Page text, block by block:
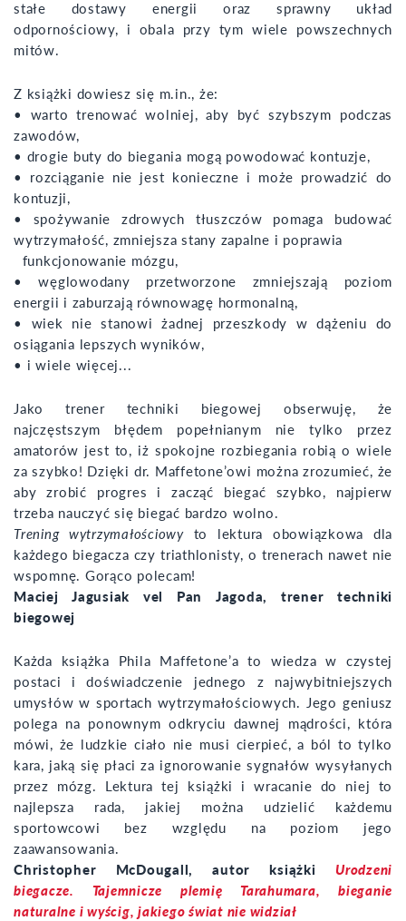
stałe dostawy energii oraz sprawny układ
odpornościowy, i obala przy tym wiele powszechnych
mitów.
Z książki dowiesz się m.in., że:
• warto trenować wolniej, aby być szybszym podczas
zawodów,
• drogie buty do biegania mogą powodować kontuzje,
• rozciąganie nie jest konieczne i może prowadzić do
kontuzji,
• spożywanie zdrowych tłuszczów pomaga budować
wytrzymałość, zmniejsza stany zapalne i poprawia
funkcjonowanie mózgu,
• węglowodany przetworzone zmniejszają poziom
energii i zaburzają równowagę hormonalną,
• wiek nie stanowi żadnej przeszkody w dążeniu do
osiągania lepszych wyników,
• i wiele więcej...
Jako trener techniki biegowej obserwuję, że
najczęstszym błędem popełnianym nie tylko przez
amatorów jest to, iż spokojne rozbiegania robią o wiele
za szybko! Dzięki dr. Maffetone’owi można zrozumieć, że
aby zrobić progres i zacząć biegać szybko, najpierw
trzeba nauczyć się biegać bardzo wolno.
Trening wytrzymałościowyto lektura obowiązkowa dla
każdego biegacza czy triathlonisty, o trenerach nawet nie
wspomnę. Gorąco polecam!
Maciej Jagusiak vel Pan Jagoda, trener techniki
biegowej
Każda książka Phila Maffetone’a to wiedza w czystej
postaci i doświadczenie jednego z najwybitniejszych
umysłów w sportach wytrzymałościowych. Jego geniusz
polega na ponownym odkryciu dawnej mądrości, która
mówi, że ludzkie ciało nie musi cierpieć, a ból to tylko
kara, jaką się płaci za ignorowanie sygnałów wysyłanych
przez mózg. Lektura tej książki i wracanie do niej to
najlepsza rada, jakiej można udzielić każdemu
sportowcowi bez względu na poziom jego
zaawansowania.
Christopher McDougall, autor książki Urodzeni
biegacze. Tajemnicze plemię Tarahumara, bieganie
naturalne i wyścig, jakiego świat nie widział